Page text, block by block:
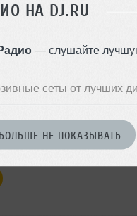
НА DJ.RU
— слушайте
сеты от лучших
БОЛЬШЕ НЕ ПОКАЗЫВАТЬ
HOUSE
110 MB,